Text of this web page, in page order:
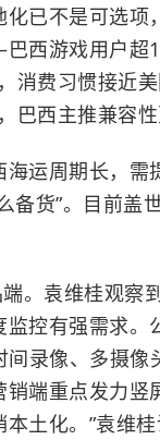
已不是可选
西游戏用户超
消费习惯接近
西主推兼容性
运周期长，
备货”。目前盖
。袁维桂观察
控有强需求。
间录像、多摄
端重点发力竖
土化。”袁维桂